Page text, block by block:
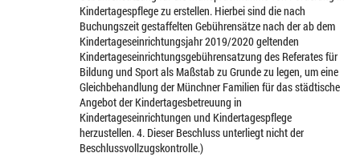
Kindertagespflege zu erstellen. Hierbei sind die nach
Buchungszeit gestaffelten Gebührensätze nach der ab dem
Kindertageseinrichtungsjahr 2019/2020 geltenden
Kindertageseinrichtungsgebührensatzung des Referates für
Bildung und Sport als Maßstab zu Grunde zu legen, um eine
Gleichbehandlung der Münchner Familien für das städtische
Angebot der Kindertagesbetreuung in
Kindertageseinrichtungen und Kindertagespflege
herzustellen. 4. Dieser Beschluss unterliegt nicht der
Beschlussvollzugskontrolle.)